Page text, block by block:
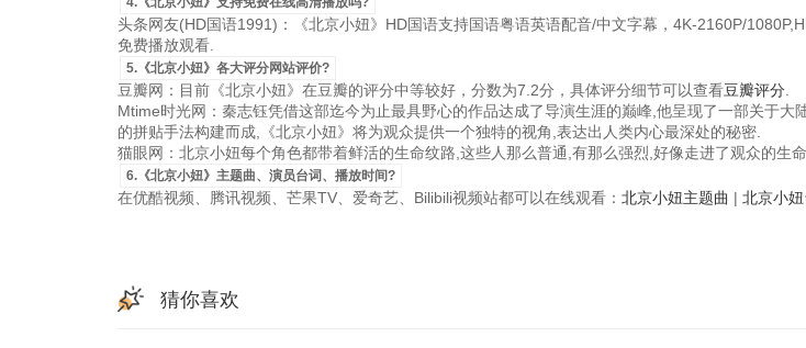
头条网友(HD国语1991)：《北京小妞》HD国语支持国语粤语英语配音/中文字幕，4K-2160P/
免费播放观看.
5.《北京小妞》各大评分网站评价?
豆瓣网：目前《北京小妞》在豆瓣的评分中等较好，分数为7.2分，具体评分细节可以查看豆瓣评分
Mtime时光网：秦志钰凭借这部迄今为止最具野心的作品达成了导演生涯的巅峰,他呈现了一部关于大
的拼贴手法构建而成,《北京小妞》将为观众提供一个独特的视角,表达出人类内心最深处的秘密.
猫眼网：北京小妞每个角色都带着鲜活的生命纹路,这些人那么普通,有那么强烈,好像走进了观众的生
6.《北京小妞》主题曲、演员台词、播放时间?
在优酷视频、腾讯视频、芒果TV、爱奇艺、Bilibili视频站都可以在线观看： 北京小妞主题曲 | 北京小
猜你喜欢